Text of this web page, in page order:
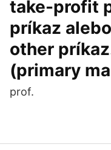
take-profit
príkaz
other
(primary
prof.